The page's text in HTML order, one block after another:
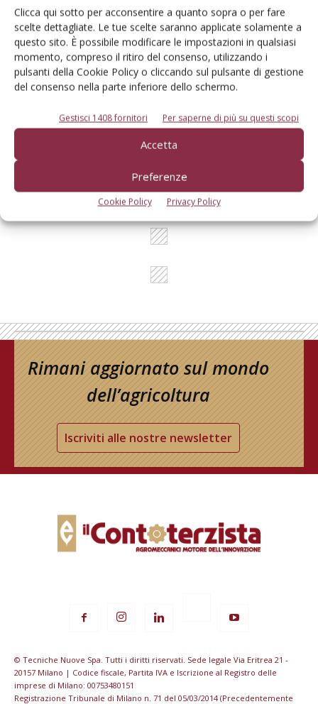
Clicca qui sotto per acconsentire a quanto sopra o per fare
scelte dettagliate. Le tue scelte saranno applicate solamente a
questo sito. È possibile modificare le impostazioni in qualsiasi
momento, compreso il ritiro del consenso, utilizzando i
pulsanti della Cookie Policy o cliccando sul pulsante di gestione
del consenso nella parte inferiore dello schermo.
Gestisci 1408 fornitori Per saperne di più su questi scopi
Accetta
Preferenze
Cookie Policy Privacy Policy
prodotto!
Cerca adesso
L'Esperto risponde
I consigli di Terra e Vita agli agricoltori
Rimani aggiornato sul mondo
dell’agricoltura
Iscriviti alle nostre newsletter
© Tecniche Nuove Spa. Tutti i diritti riservati. Sede legale Via Eritrea 21 -
20157 Milano | Codice fiscale, Partita IVA e Iscrizione al Registro delle
imprese di Milano: 00753480151
Registrazione Tribunale di Milano n. 71 del 05/03/2014 (Precedentemente